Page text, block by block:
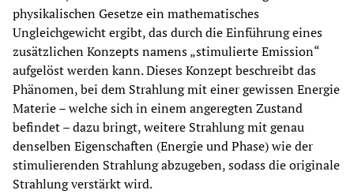
physikalischen Gesetze ein mathematisches
Ungleichgewicht ergibt, das durch die Einführung eines
zusätzlichen Konzepts namens „stimulierte Emission“
aufgelöst werden kann. Dieses Konzept beschreibt das
Phänomen, bei dem Strahlung mit einer gewissen Energie
Materie – welche sich in einem angeregten Zustand
befindet – dazu bringt, weitere Strahlung mit genau
denselben Eigenschaften (Energie und Phase) wie der
stimulierenden Strahlung abzugeben, sodass die originale
Strahlung verstärkt wird.